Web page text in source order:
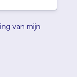
van mijn